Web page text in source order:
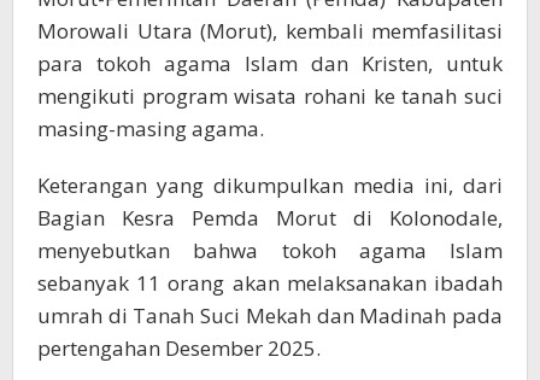
Morowali Utara (Morut), kembali memfasilitasi
para tokoh agama Islam dan Kristen, untuk
mengikuti program wisata rohani ke tanah suci
masing-masing agama.
Keterangan yang dikumpulkan media ini, dari
Bagian Kesra Pemda Morut di Kolonodale,
menyebutkan bahwa tokoh agama Islam
sebanyak 11 orang akan melaksanakan ibadah
umrah di Tanah Suci Mekah dan Madinah pada
pertengahan Desember 2025.